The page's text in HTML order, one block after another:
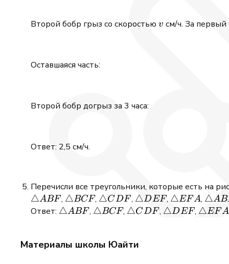
Второй бобр грыз со скоростью v
v см/ч. За первый
Оставшаяся часть:
Второй бобр догрыз за 3 часа:
Ответ: 2,5 см/ч.
Перечисли все треугольники, которые есть на
\triangle
ABF
△ABF , \triangle
BCF
△BCF, \triangle
CDF
△CDF, \triangle
DEF
△DEF, \triangle
EFA
△EFA,
ABE
△A
Ответ: \triangle
△ABF , \triangle
△BCF, \triangle
△CDF, \triangle
△DEF, △EFA
Материалы школы Юайти